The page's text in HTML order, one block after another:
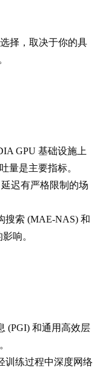
择，取决于你的具
GPU 基础设施上
量是主要指标。
迟有严格限制的场
搜索 (MAE-NAS) 和
响。
(PGI) 和通用高效层
训练过程中深度网络